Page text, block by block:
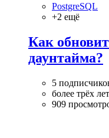
PostgreSQL
+2 ещё
Как
даунтайма?
5
более трёх
909